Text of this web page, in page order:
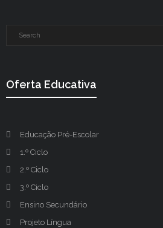
Oferta Educativa
Educação Pré-Escolar
1.º Ciclo
2.º Ciclo
3.º Ciclo
Ensino Secundário
Projeto Língua